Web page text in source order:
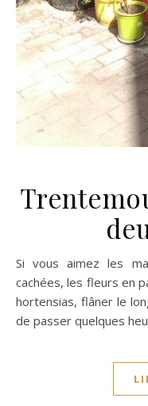
Si vous aimez les maisons colorées, les petites rues
cachées, les fleurs en
hortensias, flâner le
de passer quelques